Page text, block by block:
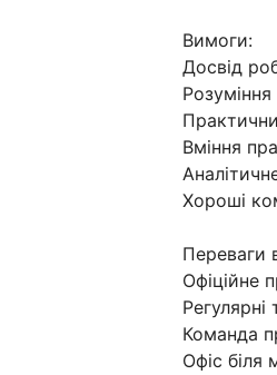
Вимоги:
Досвід
Вміння
Хороші
Переваги
Офіційне
Регулярні
Команда
Офіс